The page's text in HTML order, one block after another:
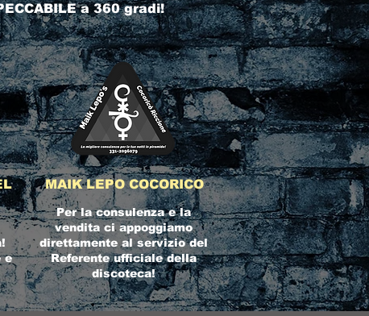
a 360 gradi!
e
MAIK LEPO COCORICO
Per la consulenza e la
vendita ci appoggiamo
direttamente al servizio del
Referente ufficiale della
discoteca!